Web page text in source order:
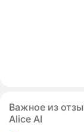
Важное из
Alice AI